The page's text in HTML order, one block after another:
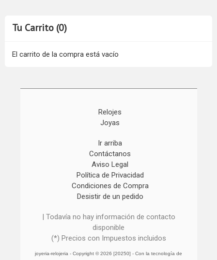
Tu Carrito (0)
El carrito de la compra está vacío
Relojes
Joyas
Ir arriba
Contáctanos
Aviso Legal
Política de Privacidad
Condiciones de Compra
Desistir de un pedido
| Todavía no hay información de contacto
disponible
(*) Precios con Impuestos incluidos
joyeria-relojeria - Copyright © 2026 [20250] - Con la tecnología de